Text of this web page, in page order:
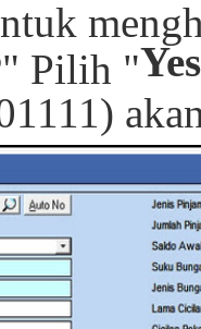
Pilih "Yes